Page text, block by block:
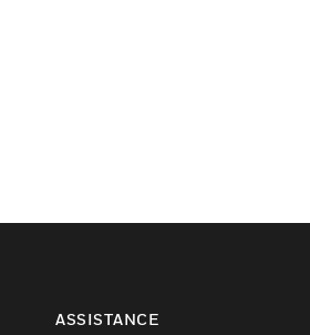
ASSISTANCE